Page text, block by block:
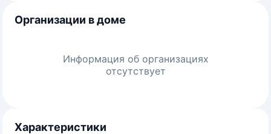
Организации в доме
Информация об организациях
отсутствует
Характеристики